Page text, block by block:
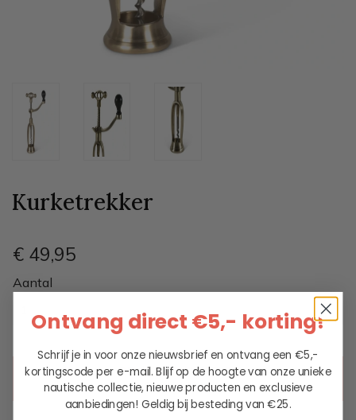
Kurketrekker
€ 49,95
Aantal
BEL VOOR LEVERTIJD
T. 050-3123481
Ontvang direct €5,- korting!
Schrijf je in voor onze nieuwsbrief en ontvang een €5,-
kortingscode per e-mail. Blijf op de hoogte van onze unieke
nautische collectie, nieuwe producten en exclusieve
aanbiedingen! Geldig bij besteding van €25.